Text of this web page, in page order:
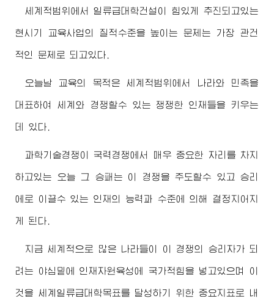
세계적범위에서 일류급대학건설이 힘있게 추진되고있는
현시기 교육사업의 질적수준을 높이는 문제는 가장 관건
적인 문제로 되고있다.
오늘날 교육의 목적은 세계적범위에서 나라와 민족을
대표하여 세계와 경쟁할수 있는 쟁쟁한 인재들을 키우는
데 있다.
과학기술경쟁이 국력경쟁에서 매우 중요한 자리를 차지
하고있는 오늘 그 승패는 이 경쟁을 주도할수 있고 승리
에로 이끌수 있는 인재의 능력과 수준에 의해 결정지어지
게 된다.
지금 세계적으로 많은 나라들이 이 경쟁의 승리자가 되
려는 야심밑에 인재자원육성에 국가적힘을 넣고있으며 이
것을 세계일류급대학목표를 달성하기 위한 중요지표로 내